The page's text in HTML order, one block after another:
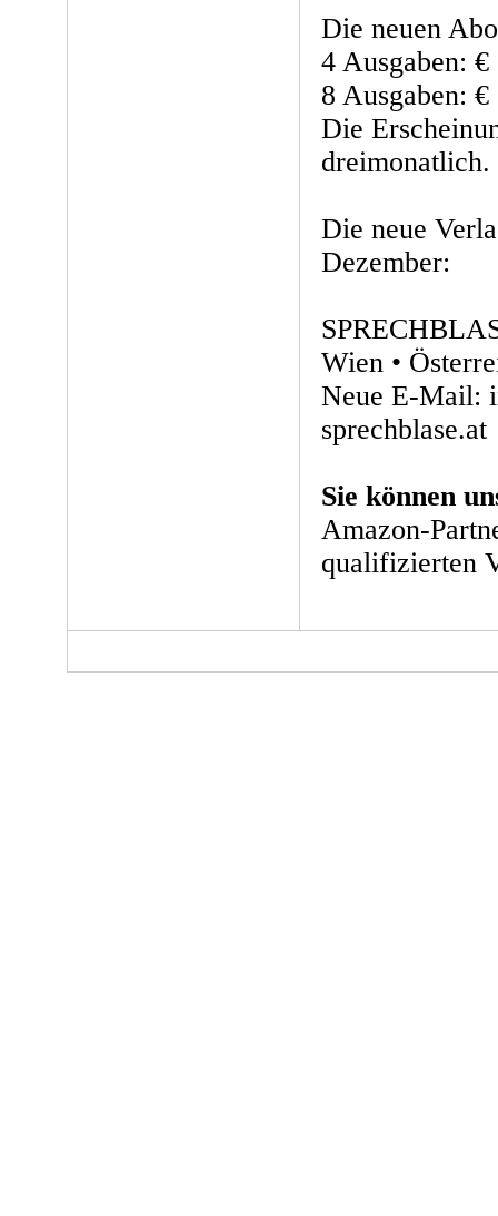
Die neuen
4 Ausgaben:
8 Ausgaben:
Die
dreimonatlich.
Die neue
Dezember:
Wien •
Neue E-Mail:
sprechblase.at
Sie können
Amazon-
qualifizierten